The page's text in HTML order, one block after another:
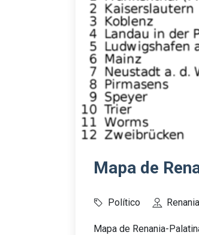
Mapa de
Político
Mapa de Renania-